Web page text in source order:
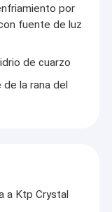
por
fuente de luz
de cuarzo
la rana del
a Ktp Crystal